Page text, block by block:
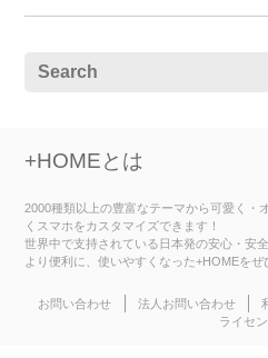
+HOMEとは
2000種類以上の豊富なテーマから可愛く・
くスマホをカスタマイズできます！
世界中で支持されている日本発の安心・安
より便利に、使いやすくなった+HOMEをぜ
お問い合わせ 法人お問い合わせ
ライセ